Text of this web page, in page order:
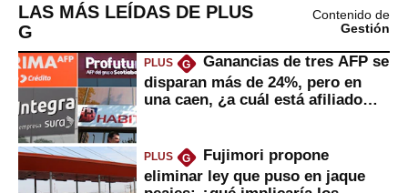
LAS MÁS LEÍDAS DE PLUS
G
Contenido de
Gestión
PLUS G
Ganancias de tres AFP se
disparan más de 24%, pero en
una caen, ¿a cuál está afiliado
PLUS G
Fujimori propone
eliminar ley que puso en jaque